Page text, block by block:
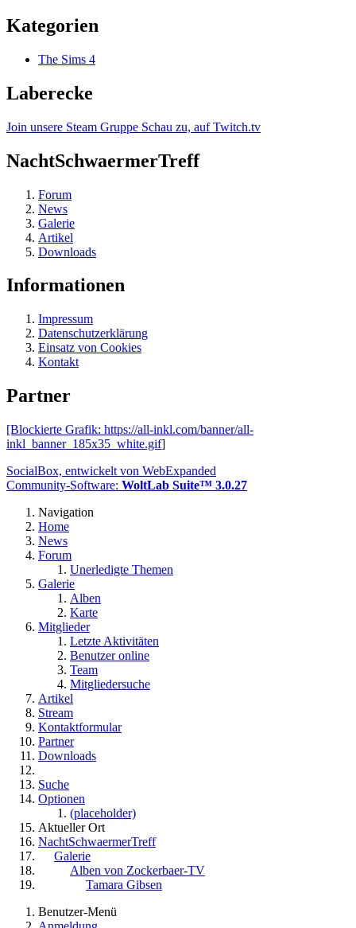
Kategorien
The Sims 4
Laberecke
Join unsere Steam Gruppe Schau zu, auf Twitch.tv
NachtSchwaermerTreff
Forum
News
Galerie
Artikel
Downloads
Informationen
Impressum
Datenschutzerklärung
Einsatz von Cookies
Kontakt
Partner
[Blockierte Grafik: https://all-inkl.com/banner/all-
inkl_banner_185x35_white.gif]
SocialBox, entwickelt von WebExpanded
Community-Software: WoltLab Suite™ 3.0.27
Navigation
Home
News
Forum
Unerledigte Themen
Galerie
Alben
Karte
Mitglieder
Letzte Aktivitäten
Benutzer online
Team
Mitgliedersuche
Artikel
Stream
Kontaktformular
Partner
Downloads
Suche
Optionen
(placeholder)
Aktueller Ort
NachtSchwaermerTreff
Galerie
Alben von Zockerbaer-TV
Tamara Gibsen
Benutzer-Menü